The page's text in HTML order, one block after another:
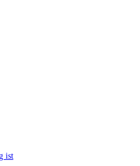
ist